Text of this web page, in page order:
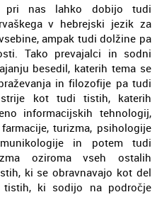
pri nas lahko dobijo tudi
v hebrejski jezik za
ampak tudi dolžine pa
Tako prevajalci in sodni
besedil, katerih tema se
in filozofije pa tudi
kot tudi tistih, katerih
informacijskih tehnologij,
turizma, psihologije
in potem tudi
oziroma vseh ostalih
ki se obravnavajo kot del
ki sodijo na področje